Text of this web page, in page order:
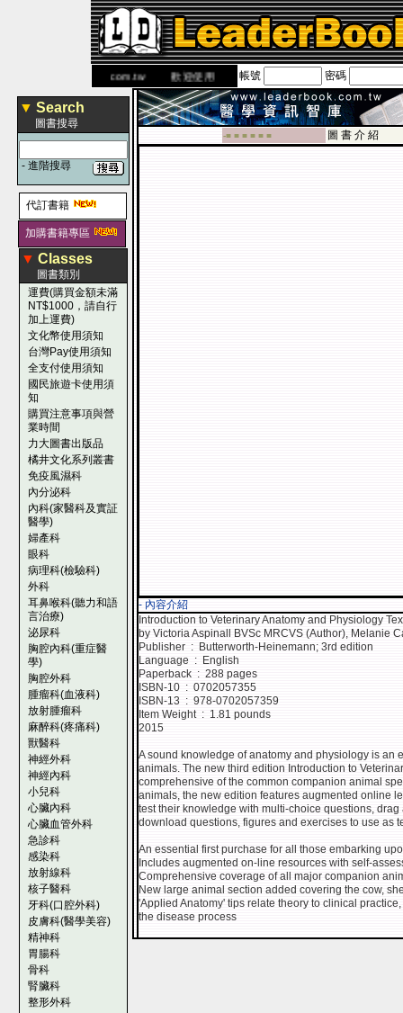
www.leaderbook.com.tw歡迎使用 國民旅遊卡！！
帳號 密碼
▼ Search
圖書搜尋
- 進階搜尋
代訂書籍
加購書籍專區
▼ Classes
圖書類別
運費(購買金額未滿
NT$1000，請自行
加上運費)
文化幣使用須知
台灣Pay使用須知
全支付使用須知
國民旅遊卡使用須
知
購買注意事項與營
業時間
力大圖書出版品
橘井文化系列叢書
免疫風濕科
內分泌科
內科(家醫科及實証
醫學)
婦產科
眼科
病理科(檢驗科)
外科
耳鼻喉科(聽力和語
言治療)
泌尿科
胸腔內科(重症醫
學)
胸腔外科
腫瘤科(血液科)
放射腫瘤科
麻醉科(疼痛科)
獸醫科
神經外科
神經內科
小兒科
心臟內科
心臟血管外科
急診科
感染科
放射線科
核子醫科
牙科(口腔外科)
皮膚科(醫學美容)
精神科
胃腸科
骨科
腎臟科
整形外科
-■ ■ ■ ■ ■ ■ 圖 書 介 紹
- 內容介紹
Introduction to Veterinary Anatomy and Physiology
by Victoria Aspinall BVSc MRCVS (Author), Melanie
Publisher ‏ : ‎ Butterworth-Heinemann; 3rd edition
Language ‏ : ‎ English
Paperback ‏ : ‎ 288 pages
ISBN-10 ‏ : ‎ 0702057355
ISBN-13 ‏ : ‎ 978-0702057359
Item Weight ‏ : ‎ 1.81 pounds
2015
A sound knowledge of anatomy and physiology is an
animals. The new third edition Introduction to
comprehensive of the common companion animal
animals, the new edition features augmented online
test their knowledge with multi-choice questions,
download questions, figures and exercises to use as
An essential first purchase for all those embarking
Includes augmented on-line resources with self-
Comprehensive coverage of all major companion
New large animal section added covering the cow,
'Applied Anatomy' tips relate theory to clinical
the disease process